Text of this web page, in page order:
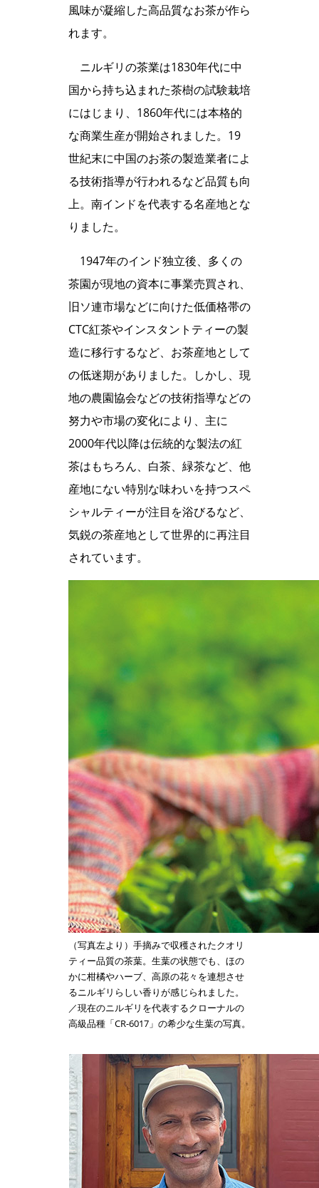
風味が凝縮した高品質なお茶が作ら
れます。
ニルギリの茶業は1830年代に中
国から持ち込まれた茶樹の試験栽培
にはじまり、1860年代には本格的
な商業生産が開始されました。19
世紀末に中国のお茶の製造業者によ
る技術指導が行われるなど品質も向
上。南インドを代表する名産地とな
りました。
1947年のインド独立後、多くの
茶園が現地の資本に事業売買され、
旧ソ連市場などに向けた低価格帯の
CTC紅茶やインスタントティーの製
造に移行するなど、お茶産地として
の低迷期がありました。しかし、現
地の農園協会などの技術指導などの
努力や市場の変化により、主に
2000年代以降は伝統的な製法の紅
茶はもちろん、白茶、緑茶など、他
産地にない特別な味わいを持つスペ
シャルティーが注目を浴びるなど、
気鋭の茶産地として世界的に再注目
されています。
（写真左より）手摘みで収穫されたクオリ
ティー品質の茶葉。生葉の状態でも、ほの
かに柑橘やハーブ、高原の花々を連想させ
るニルギリらしい香りが感じられました。
／現在のニルギリを代表するクローナルの
高級品種「CR-6017」の希少な生葉の写真。